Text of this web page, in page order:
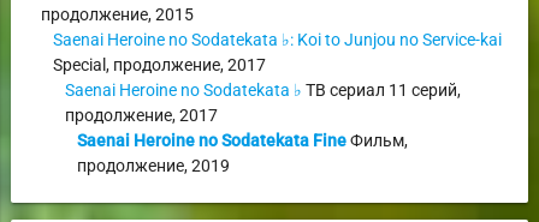
продолжение,2015
Saenai Heroine no Sodatekata ♭: Koi to Junjou no Service-kai
Special , продолжение,2017
Saenai Heroine no Sodatekata ♭ ТВ сериал 11 серий,
продолжение,2017
Saenai Heroine no Sodatekata FineФильм,
продолжение,2019